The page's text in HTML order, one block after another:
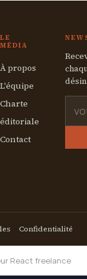
LE
MÉDIA
À propos
L'équipe
Charte
éditoriale
Contact
Confidentialité
React freelance